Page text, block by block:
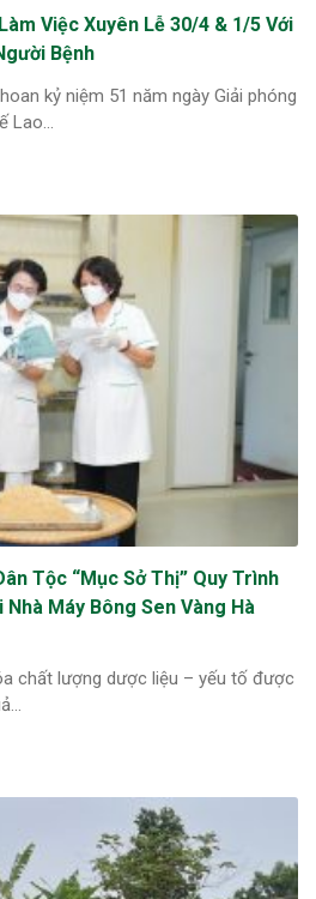
Việc Xuyên Lễ 30/4 & 1/5 Với
Bệnh
kỷ niệm 51 năm ngày Giải phóng
Lao...
Tộc “Mục Sở Thị” Quy Trình
Máy Bông Sen Vàng Hà
chất lượng dược liệu – yếu tố được